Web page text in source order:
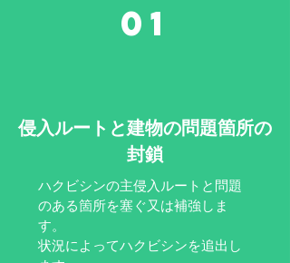
01
侵入ルートと建物の問題箇所の
封鎖
ハクビシンの主侵入ルートと問題
のある箇所を塞ぐ又は補強しま
す。​
​状況によってハクビシンを追出し